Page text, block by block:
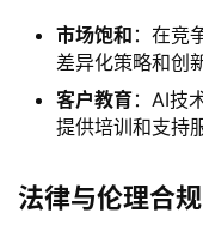
市场饱和 ：在竞
差异化策略和创
客户教育：AI技
提供培训和支持
法律与伦理合规